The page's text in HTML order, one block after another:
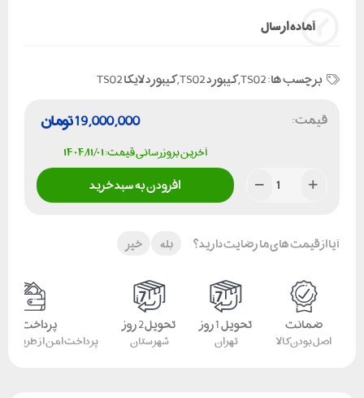
آماده ارسال
برچسب ها:TS02
,کیبورد TS02 ,کیبورد لایکا TS02
قیمت:
تومان19,000,000
آخرین بروزرسانی قیمت: ۱۴۰۴/۱۱/۰۱
افزودن به سبد خرید
آیا از قیمت های ما رضایت دارید؟ بله خیر
ضمانت
اصل بودن کالا
تحویل 1 روز
تهران
تحویل 2 روز
شهرستان
پرداخت امن
پرداخت امن از طریق